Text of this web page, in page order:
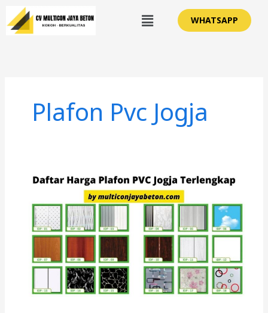
Lewati
ke
konten
Menu WHATSAPP
Plafon Pvc Jogja
Harga
Jogja